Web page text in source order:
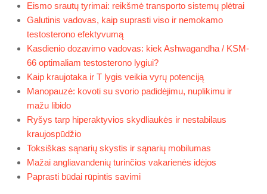
Eismo srautų tyrimai: reikšmė transporto sistemų plėtrai
Galutinis vadovas, kaip suprasti viso ir nemokamo
testosterono efektyvumą
Kasdienio dozavimo vadovas: kiek Ashwagandha / KSM-
66 optimaliam testosterono lygiui?
Kaip kraujotaka ir T lygis veikia vyrų potenciją
Manopauzė: kovoti su svorio padidėjimu, nuplikimu ir
mažu libido
Ryšys tarp hiperaktyvios skydliaukės ir nestabilaus
kraujospūdžio
Toksiškas sąnarių skystis ir sąnarių mobilumas
Mažai angliavandenių turinčios vakarienės idėjos
Paprasti būdai rūpintis savimi